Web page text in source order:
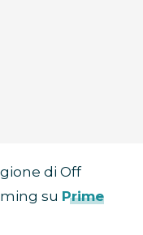
di Off
su Prime